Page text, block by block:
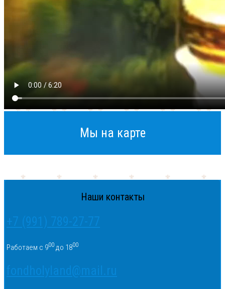
Мы на карте
Наши контакты
+7 (991) 789-27-77
Работаем с 900 до 1800
fondholyland@mail.ru